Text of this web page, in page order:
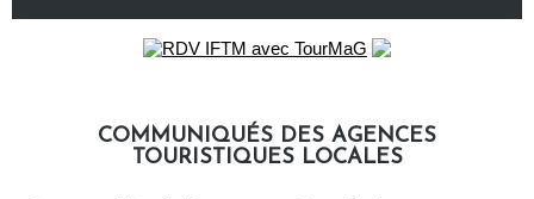
COMMUNIQUÉS DES AGENCES
TOURISTIQUES LOCALES